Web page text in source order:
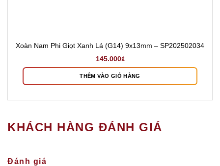
Xoàn Nam Phi Giọt Xanh Lá (G14) 9x13mm – SP202502034
145.000₫
THÊM VÀO GIỎ HÀNG
KHÁCH HÀNG ĐÁNH GIÁ
Đánh giá